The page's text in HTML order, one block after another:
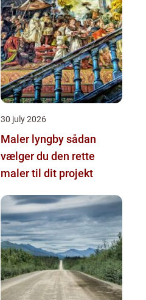
30 july 2026
Maler lyngby sådan
vælger du den rette
maler til dit projekt